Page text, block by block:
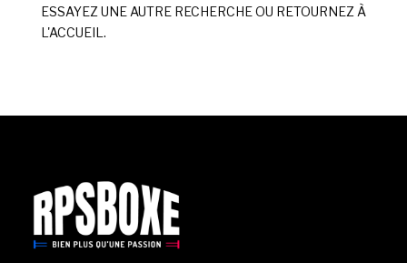
ESSAYEZ UNE AUTRE RECHERCHE OU RETOURNEZ À
L'ACCUEIL.